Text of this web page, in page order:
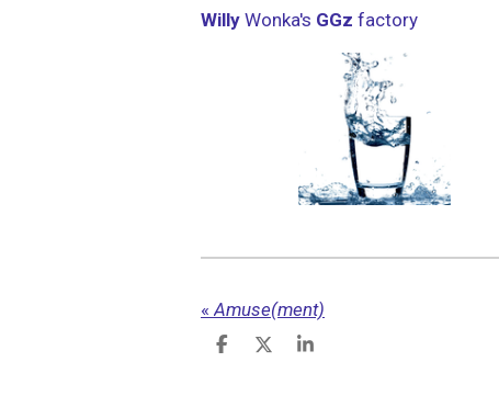
Willy Wonka's GGz factory
« Amuse(ment)
D
D
S